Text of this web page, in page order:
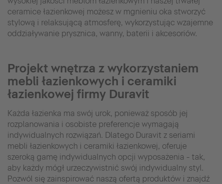
ceramice łazienkowej możesz w mgnieniu oka stworzyć
stylową i relaksującą atmosferę, wykorzystując wzajemne
oddziaływanie prysznica, wanny, baterii i akcesoriów.
Projekt wnętrza z wykorzystaniem
mebli łazienkowych i ceramiki
łazienkowej firmy Duravit
Każda łazienka ma swój urok, ponieważ sposób jej
rozplanowania i osobiste preferencje wymagają
indywidualnych rozwiązań. Dlatego Duravit z seriami
mebli łazienkowych i ceramiki łazienkowej, oferuje
szeroką gamę indywidualnych opcji wyposażenia - tak,
aby każdy mógł urzeczywistnić swój indywidualny styl.
Pozwól się zainspirować naszą ofertą produktów i znajdź